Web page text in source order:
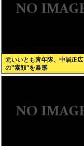
元いいとも青年隊、中居正広
の”素顔”を暴露